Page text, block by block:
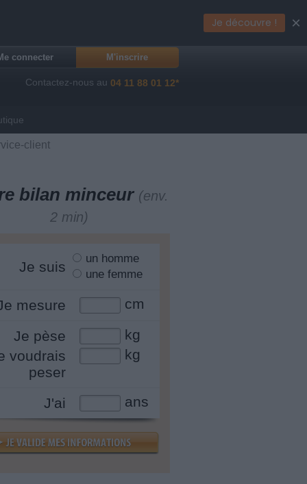
connecter M'inscrire
Contactez-nous au 04 11 88 01 12*
client
bilan minceur (env.
2 min)
Je suis
un homme
une femme
mesure cm
Je pèse
kg
voudrais
peser
kg
J'ai ans
Je découvre ! ×